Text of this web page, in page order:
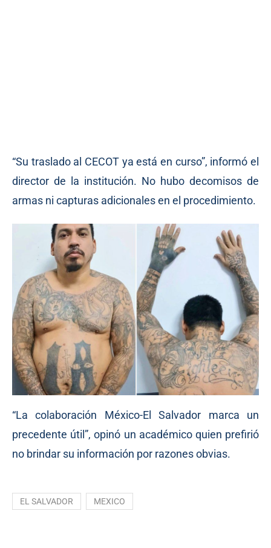
“Su traslado al CECOT ya está en curso”, informó el
director de la institución. No hubo decomisos de
armas ni capturas adicionales en el procedimiento.
“La colaboración México-El Salvador marca un
precedente útil”, opinó un académico quien prefirió
no brindar su información por razones obvias.
EL SALVADOR MEXICO